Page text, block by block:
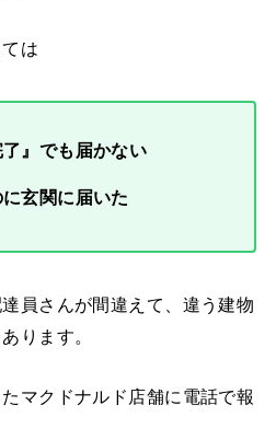
は
』でも届かない
玄関に届いた
員さんが間違えて、違う建物
ります。
マクドナルド店舗に電話で報